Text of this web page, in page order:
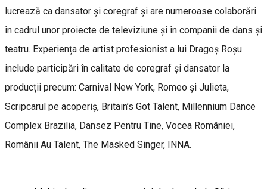
lucrează ca dansator și coregraf și are numeroase colaborări
în cadrul unor proiecte de televiziune și în companii de dans și
teatru. Experiența de artist profesionist a lui Dragoș Roșu
include participări în calitate de coregraf și dansator la
producții precum: Carnival New York, Romeo și Julieta,
Scripcarul pe acoperiș, Britain’s Got Talent, Millennium Dance
Complex Brazilia, Dansez Pentru Tine, Vocea României,
Românii Au Talent, The Masked Singer, INNA.